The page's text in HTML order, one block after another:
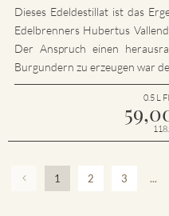
Dieses Edeldestillat ist das
Edelbrenners Hubertus
Der Anspruch einen
Burgundern zu erzeugen war
0.5 L
1 2 3 ...